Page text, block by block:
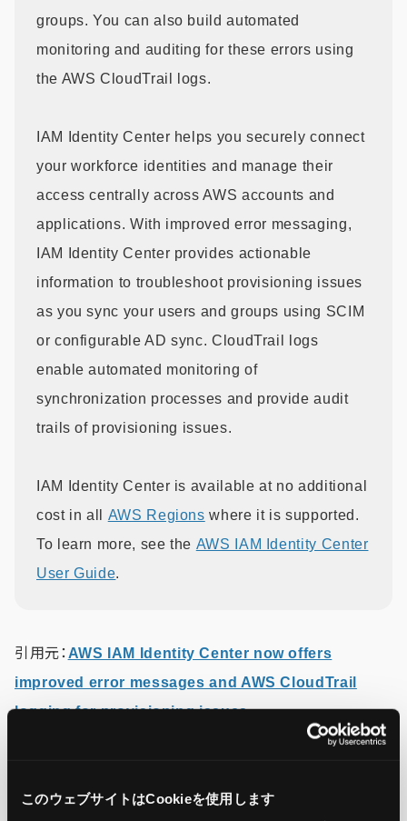
このウェブサイトはCookieを使用します
groups. You can also build automated
monitoring and auditing for these errors using
the AWS CloudTrail logs.
IAM Identity Center helps you securely connect
your workforce identities and manage their
access centrally across AWS accounts and
applications. With improved error messaging,
IAM Identity Center provides actionable
information to troubleshoot provisioning issues
as you sync your users and groups using SCIM
or configurable AD sync. CloudTrail logs
enable automated monitoring of
synchronization processes and provide audit
trails of provisioning issues.
IAM Identity Center is available at no additional
cost in all AWS Regions where it is supported.
To learn more, see the AWS IAM Identity Center
User Guide.
引用元： AWS IAM Identity Center now offers
improved error messages and AWS CloudTrail
logging for provisioning issues
この記事をシェア